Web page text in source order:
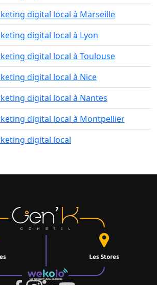
digital local à Marseille
digital local à Lyon
digital local à Toulouse
digital local à Nice
digital local à Nantes
digital local à Montpellier
digital local